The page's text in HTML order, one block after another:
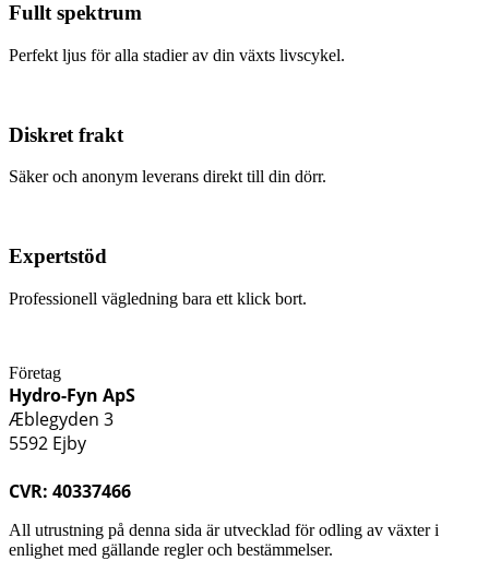
Fullt spektrum
Perfekt ljus för alla stadier av din växts livscykel.
Diskret frakt
Säker och anonym leverans direkt till din dörr.
Expertstöd
Professionell vägledning bara ett klick bort.
Företag
Hydro-Fyn ApS
Æblegyden 3
5592 Ejby
CVR: 40337466
All utrustning på denna sida är utvecklad för odling av växter i
enlighet med gällande regler och bestämmelser.